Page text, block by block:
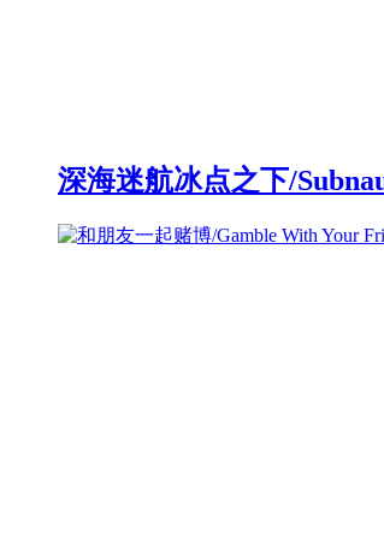
深海迷航冰点之下/